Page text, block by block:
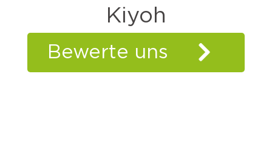
Kiyoh
Bewerte uns